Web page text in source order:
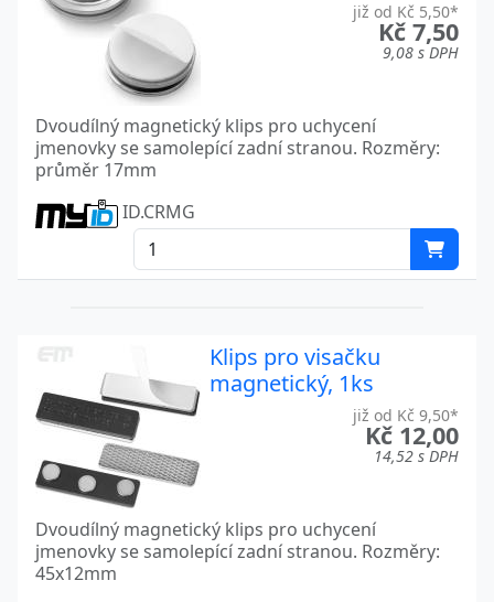
již od Kč 5,50*
Kč 7,50
9,08 s DPH
Dvoudílný magnetický klips pro uchycení
jmenovky se samolepící zadní stranou. Rozměry:
průměr 17mm
ID.CRMG
Klips pro visačku
magnetický, 1ks
již od Kč 9,50*
Kč 12,00
14,52 s DPH
Dvoudílný magnetický klips pro uchycení
jmenovky se samolepící zadní stranou. Rozměry:
45x12mm